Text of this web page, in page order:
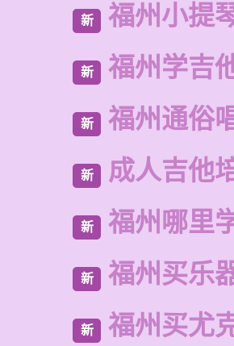
新 福州小提
新 福州学吉
新 福州通俗
新 成人吉他
新 福州哪里
新 福州买乐
新 福州买尤